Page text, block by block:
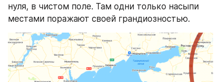
нуля, в чистом поле. Там одни только насыпи
местами поражают своей грандиозностью.